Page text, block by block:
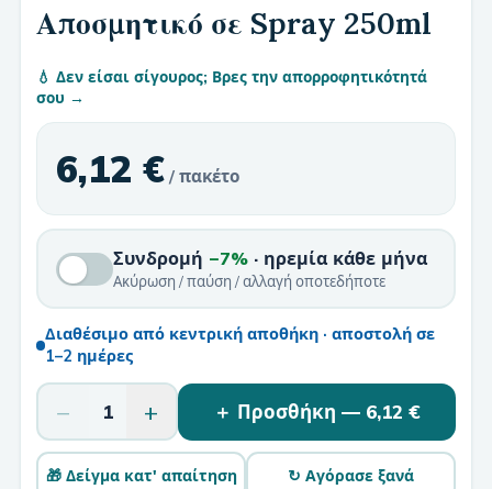
Αποσμητικό σε Spray 250ml
💧 Δεν είσαι σίγουρος; Βρες την απορροφητικότητά
σου →
6,12 € / πακέτο
Συνδρομή −7%· ηρεμία κάθε μήνα
Ακύρωση / παύση / αλλαγή οποτεδήποτε
Διαθέσιμο από κεντρική αποθήκη · αποστολή σε
1–2 ημέρες
− 1 + ＋ Προσθήκη — 6,12 €
🎁 Δείγμα κατ' απαίτηση ↻ Αγόρασε ξανά